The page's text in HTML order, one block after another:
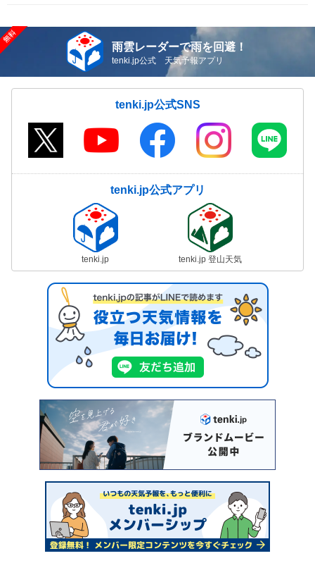
雨雲レーダーで雨を回避！
tenki.jp公式 天気予報アプリ
tenki.jp公式SNS
tenki.jp公式アプリ
tenki.jp tenki.jp 登山天気